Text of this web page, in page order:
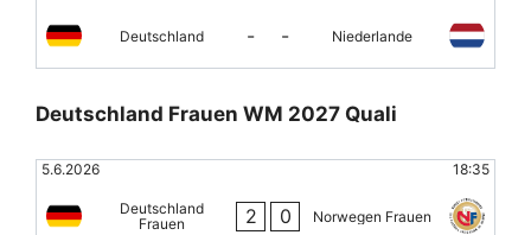
Deutschland - - Niederlande
Deutschland Frauen WM 2027 Quali
5.6.2026 18:35
Deutschland
Frauen
2 0 Norwegen Frauen